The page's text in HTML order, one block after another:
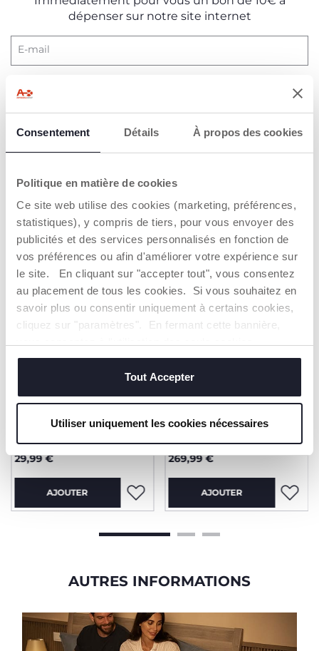
Consentement Détails À propos des cookies
Politique en matière de cookies
Ce site web utilise des cookies (marketing, préférences,
statistiques), y compris de tiers, pour vous envoyer des
publicités et des services personnalisés en fonction de
vos préférences ou afin d'améliorer votre expérience sur
le site. En cliquant sur "accepter tout", vous consentez
au placement de tous les cookies. Si vous souhaitez en
savoir plus ou consentir uniquement à certains cookies,
cliquez sur "paramètres". En fermant cette bannière,
techniques, qui sont essentiels au service demandé.
Tout Accepter
Utiliser uniquement les cookies nécessaires
dépenser sur notre site internet
E-mail
confidentialité
S’ABONNER À LA NEWSLETTER
PRODUITS POUVANT VOUS
INTÉRESSER
2=3
Set 2 Draps en bambou -
Chicco Baby Hug
29,99 €
AJOUTER
Transat Baby Hug Armonia
4en1
269,99 €
AJOUTER
AUTRES INFORMATIONS